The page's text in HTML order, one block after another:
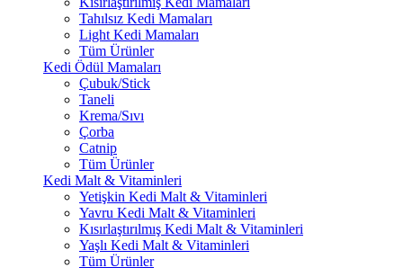
Tahılsız Kedi Mamaları
Light Kedi Mamaları
Tüm Ürünler
Kedi Ödül Mamaları
Çubuk/Stick
Taneli
Krema/Sıvı
Çorba
Catnip
Tüm Ürünler
Kedi Malt & Vitaminleri
Yetişkin Kedi Malt & Vitaminleri
Yavru Kedi Malt & Vitaminleri
Kısırlaştırılmış Kedi Malt & Vitaminleri
Yaşlı Kedi Malt & Vitaminleri
Tüm Ürünler